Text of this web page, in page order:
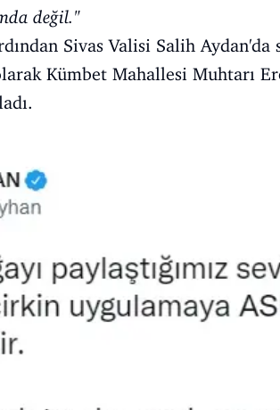
değil."
Sivas Valisi Salih Aydan'da
Kümbet Mahallesi Muhtarı